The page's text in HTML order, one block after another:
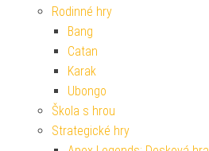
Rodinné hry
Bang
Catan
Karak
Ubongo
Škola s hrou
Strategické hry